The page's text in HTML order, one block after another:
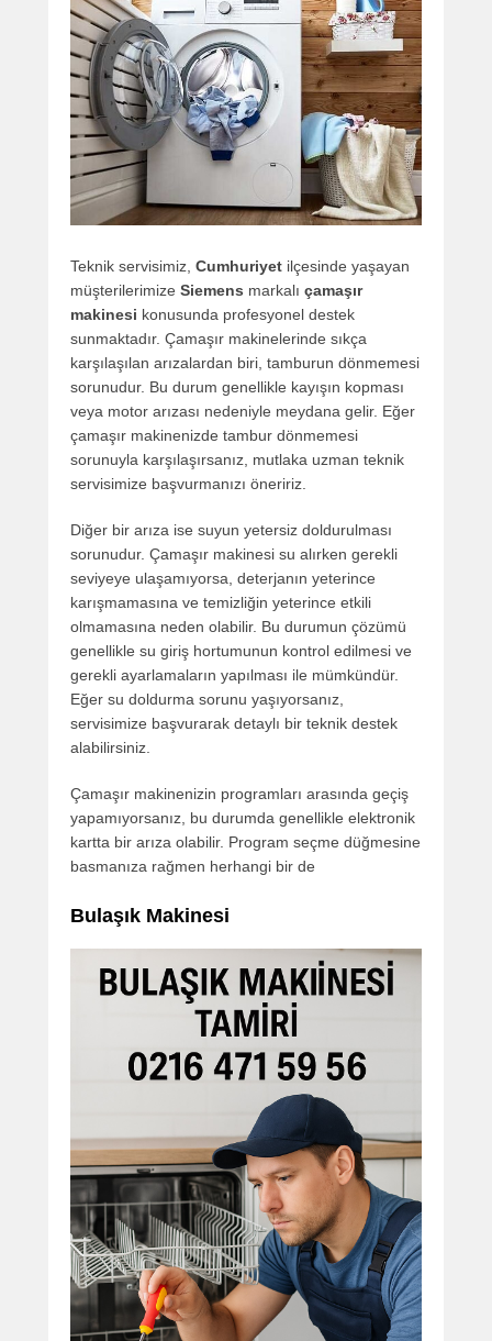
Teknik servisimiz, Cumhuriyet ilçesinde yaşayan
müşterilerimize Siemens markalı çamaşır
makinesi konusunda profesyonel destek
sunmaktadır. Çamaşır makinelerinde sıkça
karşılaşılan arızalardan biri, tamburun dönmemesi
sorunudur. Bu durum genellikle kayışın kopması
veya motor arızası nedeniyle meydana gelir. Eğer
çamaşır makinenizde tambur dönmemesi
sorunuyla karşılaşırsanız, mutlaka uzman teknik
servisimize başvurmanızı öneririz.
Diğer bir arıza ise suyun yetersiz doldurulması
sorunudur. Çamaşır makinesi su alırken gerekli
seviyeye ulaşamıyorsa, deterjanın yeterince
karışmamasına ve temizliğin yeterince etkili
olmamasına neden olabilir. Bu durumun çözümü
genellikle su giriş hortumunun kontrol edilmesi ve
gerekli ayarlamaların yapılması ile mümkündür.
Eğer su doldurma sorunu yaşıyorsanız,
servisimize başvurarak detaylı bir teknik destek
alabilirsiniz.
Çamaşır makinenizin programları arasında geçiş
yapamıyorsanız, bu durumda genellikle elektronik
kartta bir arıza olabilir. Program seçme düğmesine
basmanıza rağmen herhangi bir de
Bulaşık Makinesi